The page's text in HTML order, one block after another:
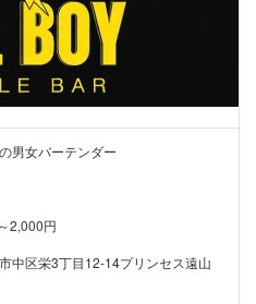
男女バーテンダー
2,000円
中区栄3丁目12-14プリンセス遠山